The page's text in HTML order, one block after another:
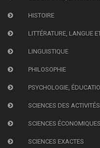
HISTOIRE
LITTÉRATURE, LANGUE
LINGUISTIQUE
PHILOSOPHIE
PSYCHOLOGIE,
SCIENCES DES
SCIENCES
SCIENCES EXACTES